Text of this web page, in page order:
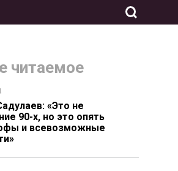
читаемое
«Это не
90-х, но это опять
и всевозможные